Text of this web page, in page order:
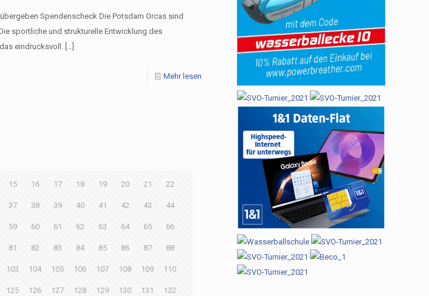
Spendenscheck Die Potsdam Orcas sind
sportliche und strukturelle Entwicklung des
eindrucksvoll.
Mehr lesen
15 16 17 18 19 20 21 22
37 38 39 40 41 42 43 44
59 60 61 62 63 64 65 66
81 82 83 84 85 86 87 88
103 104 105 106 107 108 109 110
125 126 127 128 129 130 131 132